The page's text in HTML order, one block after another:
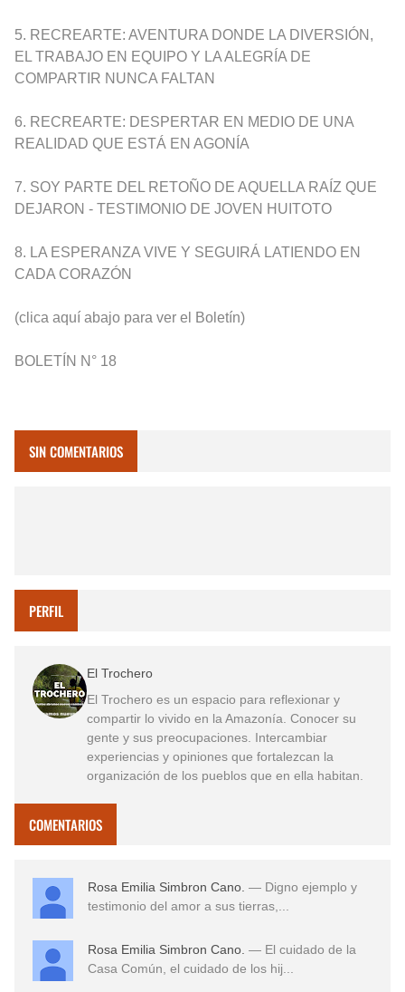
5. RECREARTE: AVENTURA DONDE LA DIVERSIÓN,
EL TRABAJO EN EQUIPO Y LA ALEGRÍA DE
COMPARTIR NUNCA FALTAN
6. RECREARTE: DESPERTAR EN MEDIO DE UNA
REALIDAD QUE ESTÁ EN AGONÍA
7. SOY PARTE DEL RETOÑO DE AQUELLA RAÍZ QUE
DEJARON - TESTIMONIO DE JOVEN HUITOTO
8. LA ESPERANZA VIVE Y SEGUIRÁ LATIENDO EN
CADA CORAZÓN
(clica aquí abajo para ver el Boletín)
BOLETÍN N° 18
SIN COMENTARIOS
PERFIL
El Trochero
El Trochero es un espacio para reflexionar y
compartir lo vivido en la Amazonía. Conocer su
gente y sus preocupaciones. Intercambiar
experiencias y opiniones que fortalezcan la
organización de los pueblos que en ella habitan.
COMENTARIOS
Rosa Emilia Simbron Cano. — Digno ejemplo y
testimonio del amor a sus tierras,...
Rosa Emilia Simbron Cano. — El cuidado de la
Casa Común, el cuidado de los hij...